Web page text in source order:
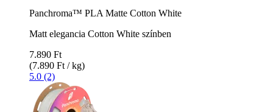
Panchroma™ PLA Matte Cotton White
Matt elegancia Cotton White színben
7.890 Ft
(7.890 Ft / kg)
5.0 (2)